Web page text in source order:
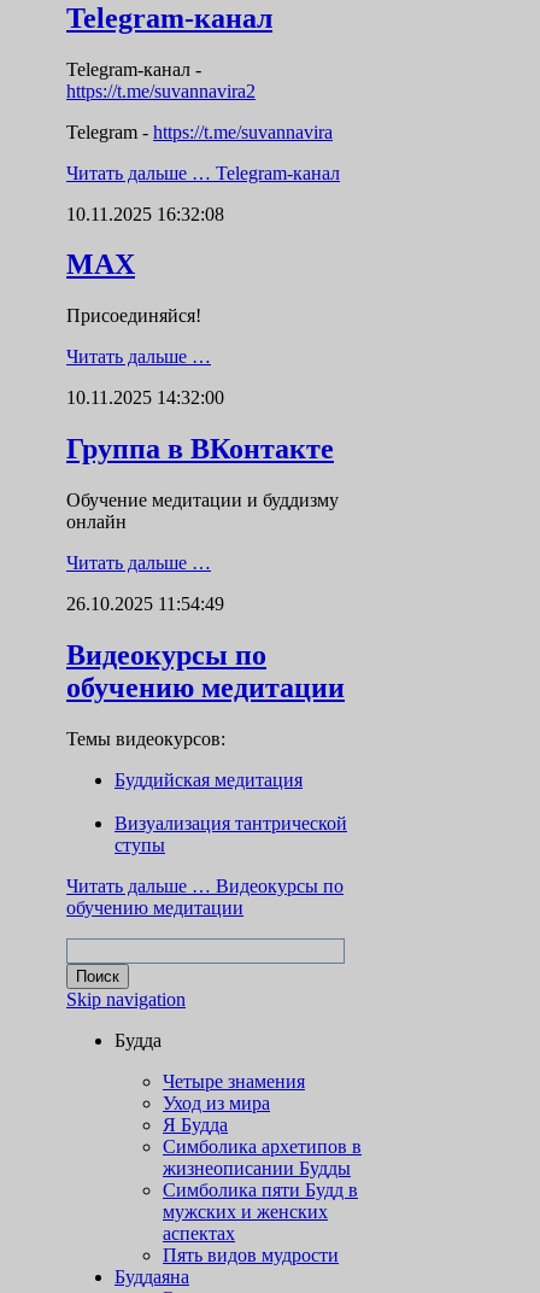
Telegram-канал
Telegram-канал -
https://t.me/suvannavira2
Telegram - https://t.me/suvannavira
Читать дальше … Telegram-канал
10.11.2025 16:32:08
MAX
Присоединяйся!
Читать дальше …
10.11.2025 14:32:00
Группа в ВКонтакте
Обучение медитации и буддизму
онлайн
Читать дальше …
26.10.2025 11:54:49
Видеокурсы по
обучению медитации
Темы видеокурсов:
Буддийская медитация
Визуализация тантрической
ступы
Читать дальше … Видеокурсы по
обучению медитации
Skip navigation
Будда
Четыре знамения
Уход из мира
Я Будда
Симболика архетипов в
жизнеописании Будды
Симболика пяти Будд в
мужских и женских
аспектах
Пять видов мудрости
Буддаяна